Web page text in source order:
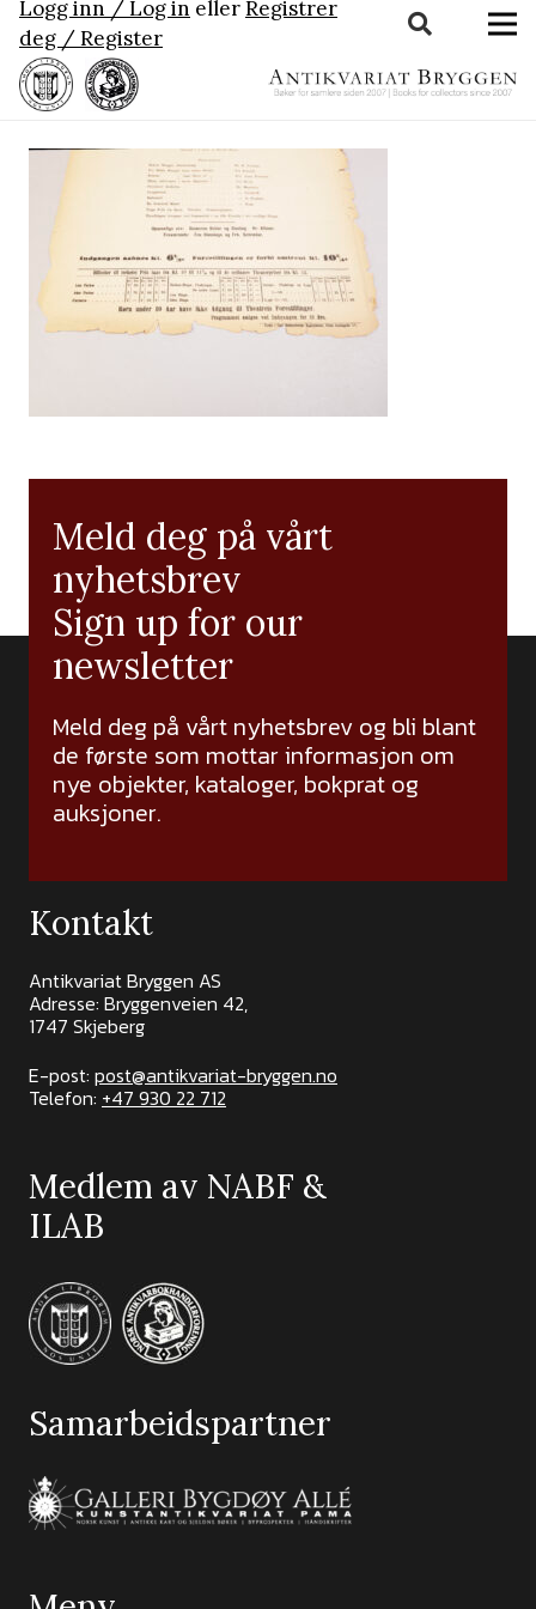
Logg inn / Log in ellerRegistrer
deg / Register
Meld deg på vårt
nyhetsbrev
Sign up for our
newsletter
Meld deg på vårt nyhetsbrev og bli blant
de første som mottar informasjon om
nye objekter, kataloger, bokprat og
auksjoner.
Kontakt
Antikvariat Bryggen AS
Adresse: Bryggenveien 42,
1747 Skjeberg
E-post: post@antikvariat-bryggen.no
Telefon: +47 930 22 712
Medlem av NABF &
ILAB
Samarbeidspartner